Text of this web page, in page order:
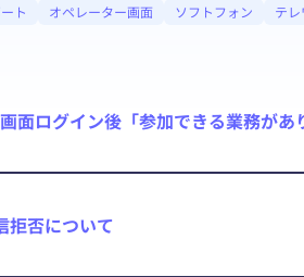
ト オペレーター画面 ソフトフォン テ
面ログイン後「参加できる業務が
拒否について